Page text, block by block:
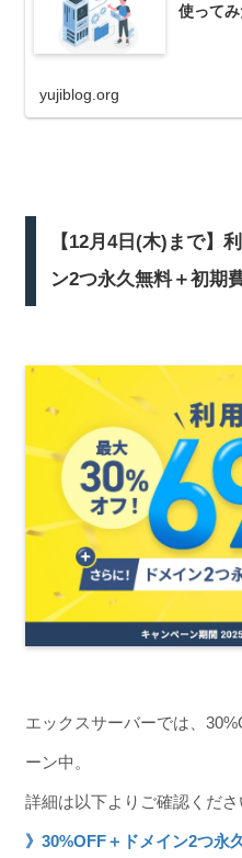
使って
yujiblog.org
【12月4日(木)まで】
ン2つ永久無料＋初期
エックスサーバーでは、
ーン中。
詳細は以下よりご確認くださ
》30%OFF＋ドメイン2つ永